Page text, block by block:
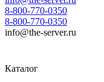
8-800-770-0350
8-800-770-0350
info@the-server.ru
Каталог